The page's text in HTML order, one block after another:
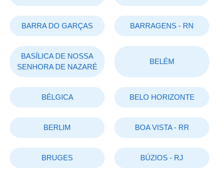
BARRA DO GARÇAS BARRAGENS - RN
BASÍLICA DE NOSSA
SENHORA DE NAZARÉ
BELÉM
BÉLGICA BELO HORIZONTE
BERLIM BOA VISTA - RR
BRUGES BÚZIOS - RJ